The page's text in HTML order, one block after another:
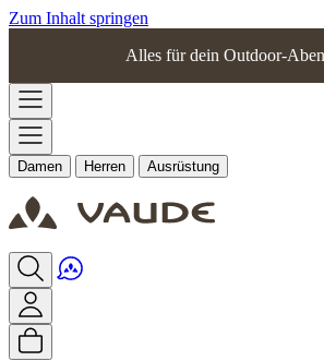
Zum Inhalt springen
Alles für dein Outdoor-
Damen Herren Ausrüstung